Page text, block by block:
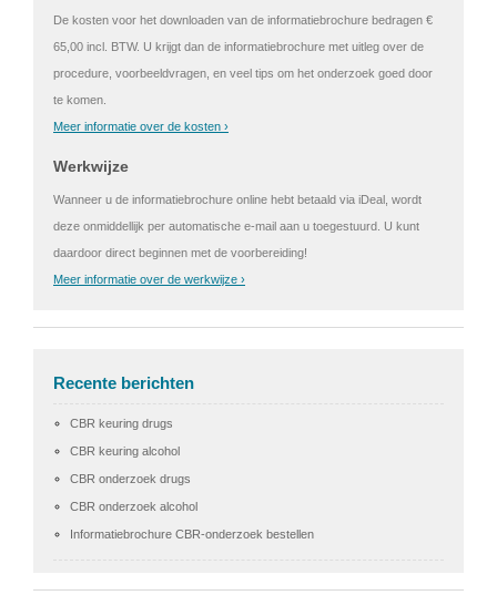
De kosten voor het downloaden van de informatiebrochure bedragen €
65,00 incl. BTW. U krijgt dan de informatiebrochure met uitleg over de
procedure, voorbeeldvragen, en veel tips om het onderzoek goed door
te komen.
Meer informatie over de kosten ›
Werkwijze
Wanneer u de informatiebrochure online hebt betaald via iDeal, wordt
deze onmiddellijk per automatische e-mail aan u toegestuurd. U kunt
daardoor direct beginnen met de voorbereiding!
Meer informatie over de werkwijze ›
Recente berichten
CBR keuring drugs
CBR keuring alcohol
CBR onderzoek drugs
CBR onderzoek alcohol
Informatiebrochure CBR-onderzoek bestellen